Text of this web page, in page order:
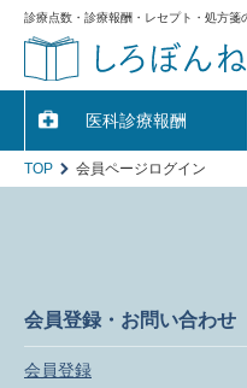
診療点数・診療報酬・レセプト・処方箋
医科診療報酬
TOP 会員ページログイン
会員登録・お問い合わせ
会員登録